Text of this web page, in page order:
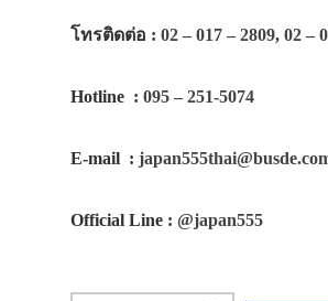
โทรติดต่อ : 02 – 017 – 2809, 02 –
Hotline : 095 – 251-5074
E-mail :
Official Line : @japan555